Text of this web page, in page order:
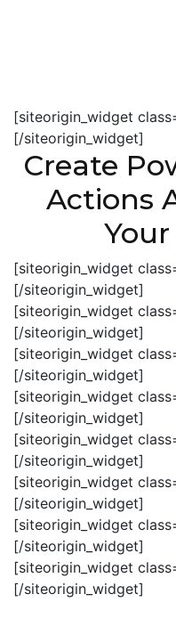
[siteorigin_widget
[/siteorigin_widget]
Create
Actions
[siteorigin_widget
[/siteorigin_widget]
[siteorigin_widget
[/siteorigin_widget]
[siteorigin_widget
[/siteorigin_widget]
[siteorigin_widget
[/siteorigin_widget]
[siteorigin_widget
[/siteorigin_widget]
[siteorigin_widget
[/siteorigin_widget]
[siteorigin_widget
[/siteorigin_widget]
[siteorigin_widget
[/siteorigin_widget]